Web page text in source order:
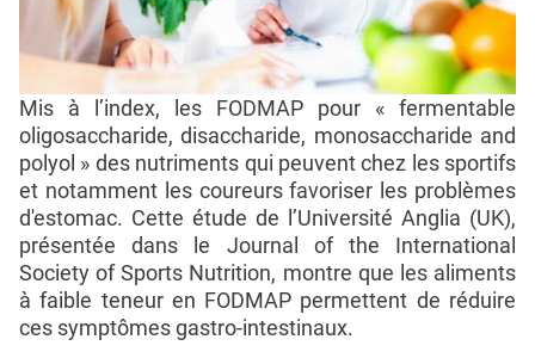
Mis à l’index, les FODMAP pour « fermentable
oligosaccharide, disaccharide, monosaccharide and
polyol » des nutriments qui peuvent chez les sportifs
et notamment les coureurs favoriser les problèmes
d'estomac. Cette étude de l’Université Anglia (UK),
présentée dans le Journal of the International
Society of Sports Nutrition, montre que les aliments
à faible teneur en FODMAP permettent de réduire
ces symptômes gastro-intestinaux.